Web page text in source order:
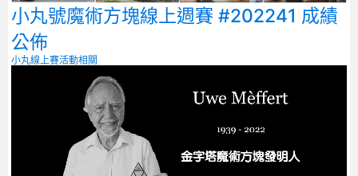
小丸號魔術方塊線上週賽 #202241 成績
公佈
小丸線上賽活動相關